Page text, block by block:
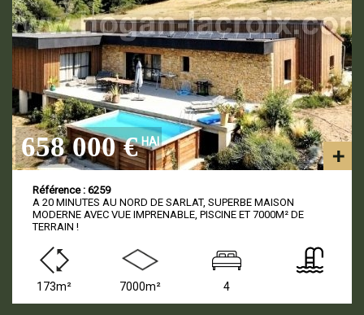
658 000 € HAI
Référence : 6259
A 20 MINUTES AU NORD DE SARLAT, SUPERBE MAISON
MODERNE AVEC VUE IMPRENABLE, PISCINE ET 7000M² DE
TERRAIN !
173m² 7000m² 4